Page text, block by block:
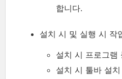
합니다.
설치 시 및 실행 시 작
설치 시 프로그램
설치 시 툴바 설